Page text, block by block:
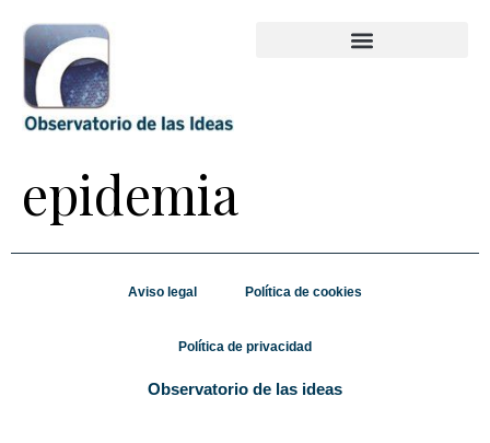
epidemia
Aviso legal Política de cookies
Política de privacidad
Observatorio de las ideas